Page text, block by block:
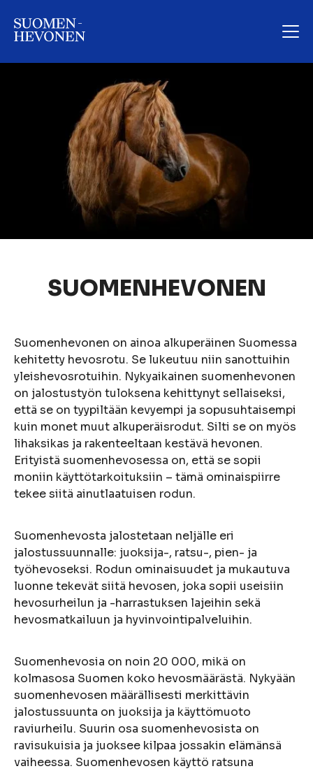
SUOMENHEVONEN
Suomenhevonen on ainoa alkuperäinen Suomessa
kehitetty hevosrotu. Se lukeutuu niin sanottuihin
yleishevosrotuihin. Nykyaikainen suomenhevonen
on jalostustyön tuloksena kehittynyt sellaiseksi,
että se on tyypiltään kevyempi ja sopusuhtaisempi
kuin monet muut alkuperäisrodut. Silti se on myös
lihaksikas ja rakenteeltaan kestävä hevonen.
Erityistä suomenhevosessa on, että se sopii
moniin käyttötarkoituksiin – tämä ominaispiirre
tekee siitä ainutlaatuisen rodun.
Suomenhevosta jalostetaan neljälle eri
jalostussuunnalle: juoksija-, ratsu-, pien- ja
työhevoseksi. Rodun ominaisuudet ja mukautuva
luonne tekevät siitä hevosen, joka sopii useisiin
hevosurheilun ja -harrastuksen lajeihin sekä
hevosmatkailuun ja hyvinvointipalveluihin.
Suomenhevosia on noin 20 000, mikä on
kolmasosa Suomen koko hevosmäärästä. Nykyään
suomenhevosen määrällisesti merkittävin
jalostussuunta on juoksija ja käyttömuoto
raviurheilu. Suurin osa suomenhevosista on
ravisukuisia ja juoksee kilpaa jossakin elämänsä
vaiheessa. Suomenhevosen käyttö ratsuna